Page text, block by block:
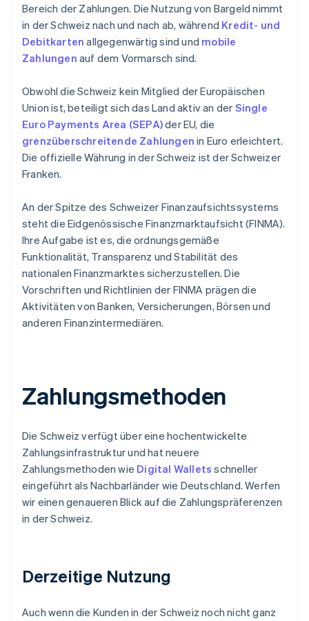
Bereich der Zahlungen. Die Nutzung von Bargeld nimmt
in der Schweiz nach und nach ab, während Kredit- und
Debitkarten allgegenwärtig sind und mobile
Zahlungen auf dem Vormarsch sind.
Obwohl die Schweiz kein Mitglied der Europäischen
Union ist, beteiligt sich das Land aktiv an der Single
Euro Payments Area (SEPA)der EU, die
grenzüberschreitende Zahlungen in Euro erleichtert.
Die offizielle Währung in der Schweiz ist der Schweizer
Franken.
An der Spitze des Schweizer Finanzaufsichtssystems
steht die Eidgenössische Finanzmarktaufsicht (FINMA).
Ihre Aufgabe ist es, die ordnungsgemäße
Funktionalität, Transparenz und Stabilität des
nationalen Finanzmarktes sicherzustellen. Die
Vorschriften und Richtlinien der FINMA prägen die
Aktivitäten von Banken, Versicherungen, Börsen und
anderen Finanzintermediären.
Zahlungsmethoden
Die Schweiz verfügt über eine hochentwickelte
Zahlungsinfrastruktur und hat neuere
Zahlungsmethoden wie Digital Wallets schneller
eingeführt als Nachbarländer wie Deutschland. Werfen
wir einen genaueren Blick auf die Zahlungspräferenzen
in der Schweiz.
Derzeitige Nutzung
Auch wenn die Kunden in der Schweiz noch nicht ganz